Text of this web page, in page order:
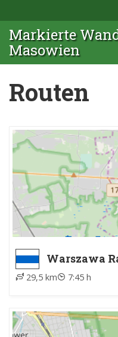
Markierte
Masowien
Routen
Warszawa
PKS
29,5 km 7:45 h